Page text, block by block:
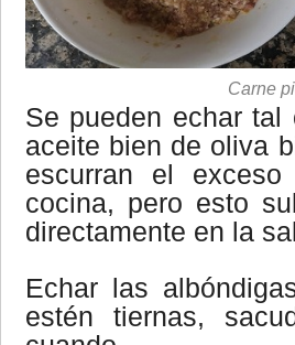
Carne
Se pueden echar
aceite bien de oliva
escurran el
cocina, pero esto
directamente en la
Echar las
estén tiernas,